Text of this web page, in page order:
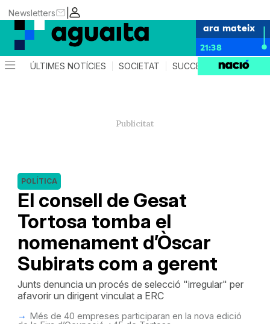
|
Newsletters
ara mateix
21:38
ÚLTIMES NOTÍCIES SOCIETAT SUCCESSOS AGENDA
El consell de Gesat
Tortosa tomba el
nomenament d’Òscar
Subirats com a gerent
POLÍTICA
Junts denuncia un procés de selecció "irregular" per
afavorir un dirigent vinculat a ERC
Més de 40 empreses participaran en la nova edició